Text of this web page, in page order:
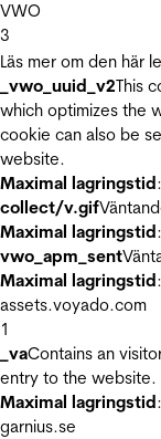
VWO
3
Läs mer om den här
_vwo_uuid_v2This
which optimizes the
cookie can also be
website.
Maximal lagringstid
collect/v.gif
Maximal lagringstid
vwo_apm_sent
Maximal lagringstid
assets.voyado.com
1
_vaContains an
entry to the website.
Maximal lagringstid
garnius.se